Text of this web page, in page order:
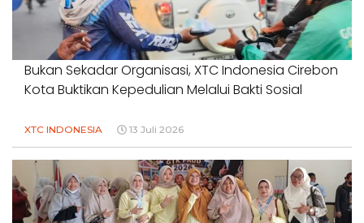
Bukan Sekadar Organisasi, XTC Indonesia Cirebon
Kota Buktikan Kepedulian Melalui Bakti Sosial
XTC INDONESIA 13 Juli 2026